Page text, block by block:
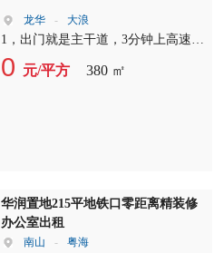
龙华 - 大浪
1，出门就是主干道，3分钟上高速，
周边配套，右转5分钟到大浪商业中
心，吃特色菜，住高档酒店，直行即
0 元/平方 380 ㎡
华润置地215平地铁口零距离精装修
办公室出租
南山 - 粤海